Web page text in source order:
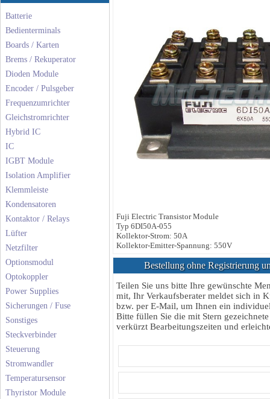
Batterie
Bedienterminals
Boards / Karten
Brems / Rekuperator
Dioden Module
Encoder / Pulsgeber
Frequenzumrichter
Gleichstromrichter
Hybrid IC
IC
IGBT Module
Isolation Amplifier
Klemmleiste
Kondensatoren
Kontaktor / Relays
Lüfter
Netzfilter
Optionsmodul
Optokoppler
Power Supplies
Sicherungen / Fuse
Sonstiges
Steckverbinder
Steuerung
Stromwandler
Temperatursensor
Thyristor Module
Fuji Electric Transistor Module
Typ 6DI50A-055
Kollektor-Strom: 50A
Kollektor-Emitter-Spannung: 550V
Bestellung ohne Registrierung
Teilen Sie uns bitte Ihre gewünschte
mit, Ihr Verkaufsberater meldet sich in
bzw. per E-Mail, um Ihnen ein
Bitte füllen Sie die mit Stern
verkürzt Bearbeitungszeiten und